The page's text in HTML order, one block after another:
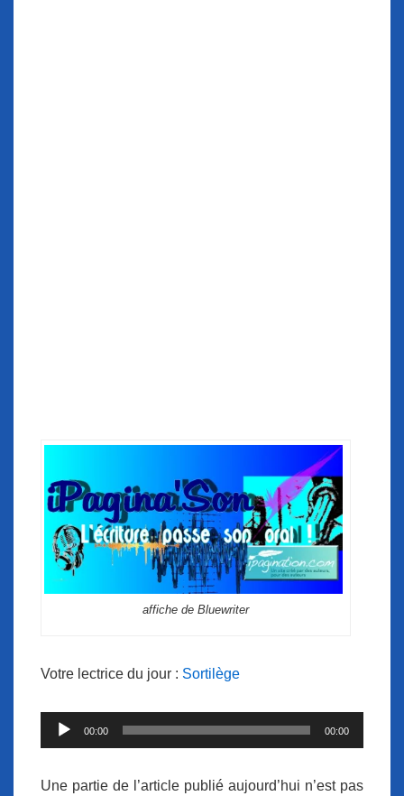
affiche de Bluewriter
Votre lectrice du jour : Sortilège
Lecteur
audio
00:00 00:00
Une partie de l’article publié aujourd’hui n’est pas